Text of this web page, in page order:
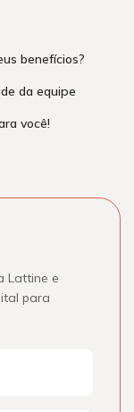
benefícios?
da equipe
você!
Lattine e
para